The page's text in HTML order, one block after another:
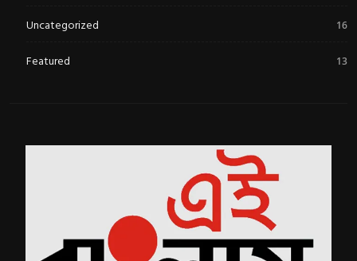
Uncategorized 16
Featured 13